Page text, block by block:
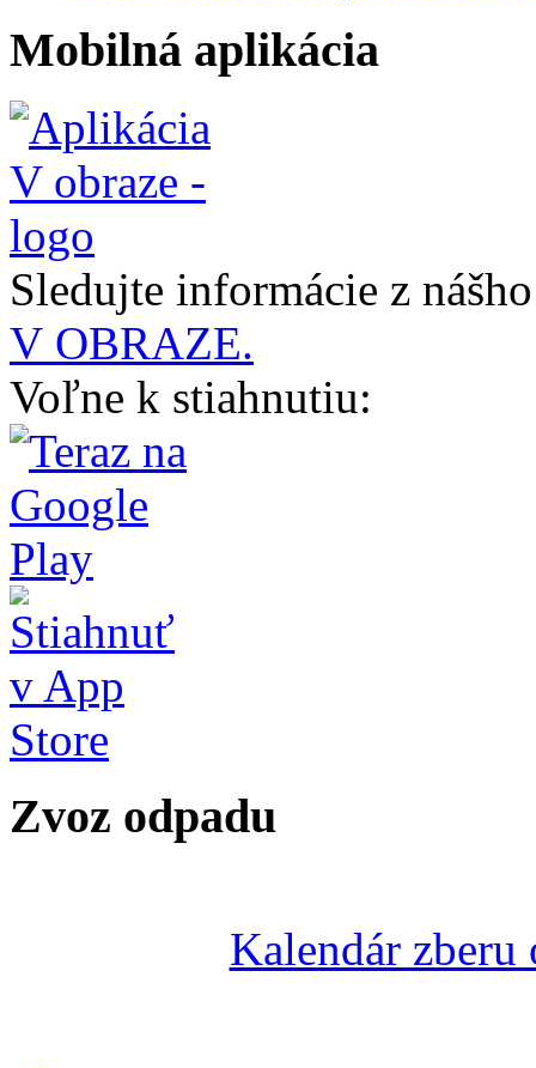
Mobilná aplikácia
Sledujte informácie z
V OBRAZE.
Voľne k stiahnutiu:
Zvoz odpadu
Kalendár zberu